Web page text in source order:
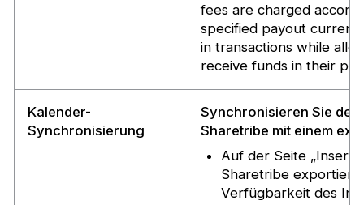
fees are charged
specified payout
in transactions while
receive funds in their
Kalender-
Synchronisierung
Synchronisieren Sie
Sharetribe mit einem
Auf der Seite
Sharetribe
Verfügbarkeit des